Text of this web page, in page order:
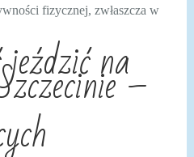
fizycznej, zwłaszcza w
na–